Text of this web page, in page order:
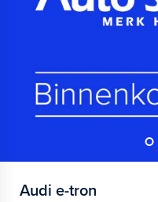
Audi e-tron